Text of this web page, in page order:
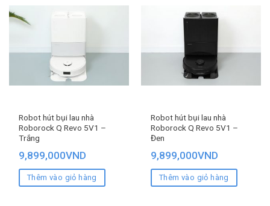
Robot hút bụi lau nhà
Roborock Q Revo 5V1 –
Trắng
9,899,000VND
Thêm vào giỏ hàng
Robot hút bụi lau nhà
Roborock Q Revo 5V1 –
Đen
9,899,000VND
Thêm vào giỏ hàng